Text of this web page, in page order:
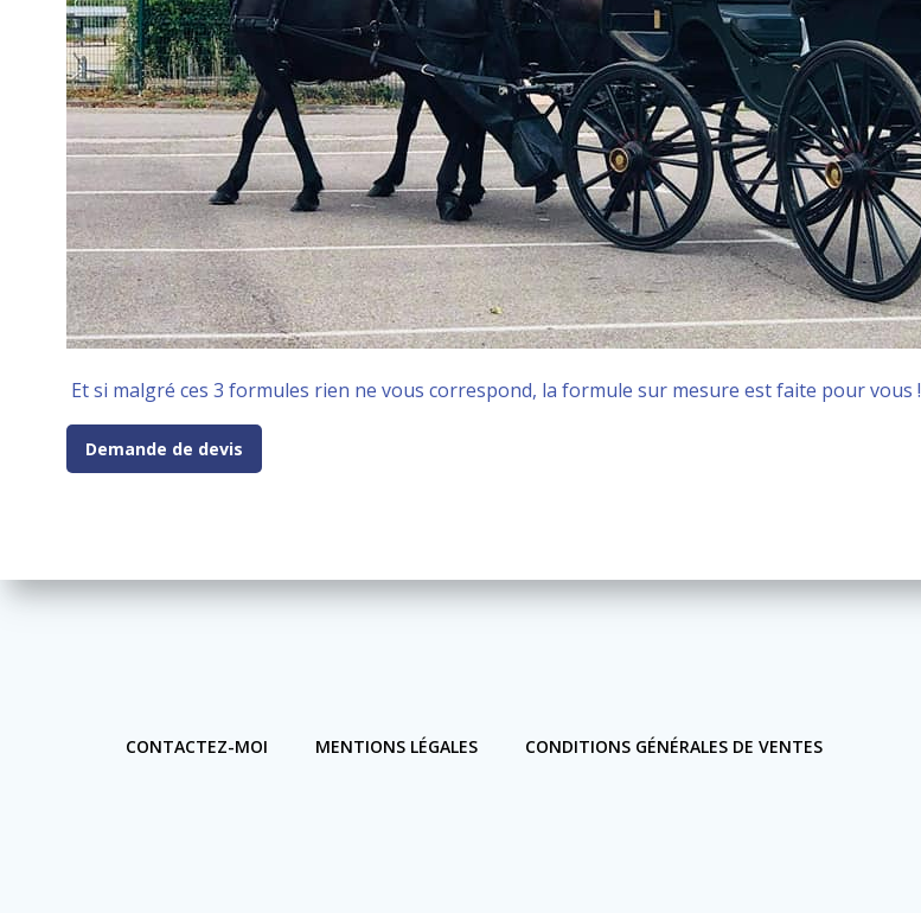
Et si malgré ces 3 formules rien ne vous correspond, la formule sur mesure est faite pour vous !
Demande de devis
CONTACTEZ-MOI MENTIONS LÉGALES CONDITIONS GÉNÉRALES DE VENTES